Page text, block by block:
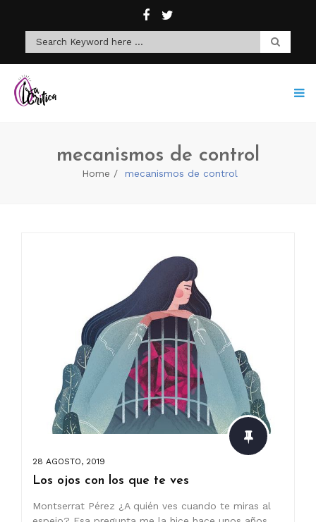
mecanismos de control
Home mecanismos de control
28 AGOSTO, 2019
Los ojos con los que te ves
Montserrat Pérez ¿A quién ves cuando te miras al